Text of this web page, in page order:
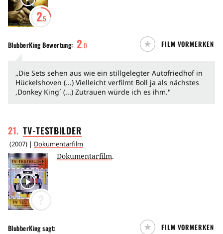
2.5
BlubberKingBewertung: 2.0 FILM VORMERKEN
„Die Sets sehen aus wie ein stillgelegter Autofriedhof in
Hückelshoven (...) Vielleicht verfilmt Boll ja als nächstes
,Donkey King´ (...) Zutrauen würde ich es ihm."
21. TV-TESTBILDER
(2007) | Dokumentarfilm
Dokumentarfilm.
BlubberKingsagt: FILM VORMERKEN